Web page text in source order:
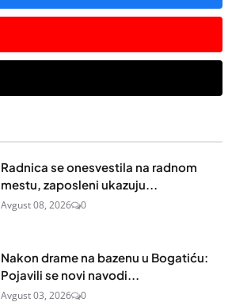
Radnica se onesvestila na radnom
mestu, zaposleni ukazuju...
Avgust 08, 2026 0
Nakon drame na bazenu u Bogatiću:
Pojavili se novi navodi...
Avgust 03, 2026 0